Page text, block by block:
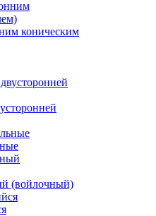
коническим
(войлочный)